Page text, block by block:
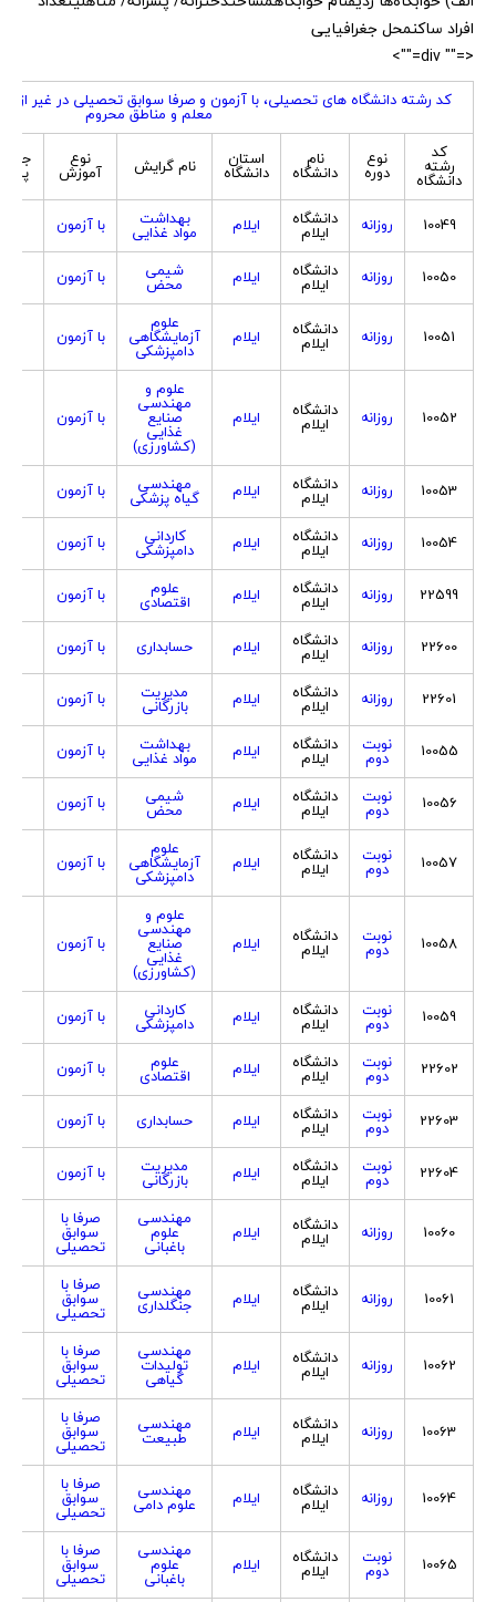
افراد ساکنمحل جغرافیایی
<="" div="">
کد رشته دانشگاه های تحصیلی، با آزمون و صرفا سوابق تحصیلی در غیر
معلم و مناطق محروم
کد
رشته
دانشگاه
نوع
دوره
نام
دانشگاه
استان
دانشگاه نام گرایش نوع
آموزش
10049 روزانه دانشگاه
ایلام ایلام بهداشت
مواد غذایی با آزمون
10050 روزانه دانشگاه
ایلام ایلام شیمی
محض با آزمون
10051 روزانه دانشگاه
ایلام ایلام
علوم
آزمایشگاهی
دامپزشکی
با آزمون
10052 روزانه دانشگاه
ایلام ایلام
علوم و
مهندسی
صنایع
غذایی
(کشاورزی)
با آزمون
10053 روزانه دانشگاه
ایلام ایلام مهندسی
گیاه پزشکی با آزمون
10054 روزانه دانشگاه
ایلام ایلام کاردانی
دامپزشکی با آزمون
22599 روزانه دانشگاه
ایلام ایلام علوم
اقتصادی با آزمون
22600 روزانه دانشگاه
ایلام ایلام حسابداری با آزمون
22601 روزانه دانشگاه
ایلام ایلام مدیریت
بازرگانی با آزمون
10055 نوبت
دوم
دانشگاه
ایلام ایلام بهداشت
مواد غذایی با آزمون
10056 نوبت
دوم
دانشگاه
ایلام ایلام شیمی
محض با آزمون
10057 نوبت
دوم
دانشگاه
ایلام ایلام
علوم
آزمایشگاهی
دامپزشکی
با آزمون
10058 نوبت
دوم
دانشگاه
ایلام ایلام
علوم و
مهندسی
صنایع
غذایی
(کشاورزی)
با آزمون
10059 نوبت
دوم
دانشگاه
ایلام ایلام کاردانی
دامپزشکی با آزمون
22602 نوبت
دوم
دانشگاه
ایلام ایلام علوم
اقتصادی با آزمون
22603 نوبت
دوم
دانشگاه
ایلام ایلام حسابداری با آزمون
22604 نوبت
دوم
دانشگاه
ایلام ایلام مدیریت
بازرگانی با آزمون
10060 روزانه دانشگاه
ایلام ایلام
مهندسی
علوم
باغبانی
صرفا با
سوابق
تحصیلی
10061 روزانه دانشگاه
ایلام ایلام مهندسی
جنگلداری
صرفا با
سوابق
تحصیلی
10062 روزانه دانشگاه
ایلام ایلام
مهندسی
تولیدات
گیاهی
صرفا با
سوابق
تحصیلی
10063 روزانه دانشگاه
ایلام ایلام مهندسی
طبیعت
صرفا با
سوابق
تحصیلی
10064 روزانه دانشگاه
ایلام ایلام مهندسی
علوم دامی
صرفا با
سوابق
تحصیلی
10065 نوبت
دوم
دانشگاه
ایلام ایلام
مهندسی
علوم
باغبانی
صرفا با
سوابق
تحصیلی